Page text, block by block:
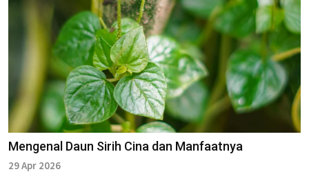
Mengenal Daun Sirih Cina dan Manfaatnya
29 Apr 2026